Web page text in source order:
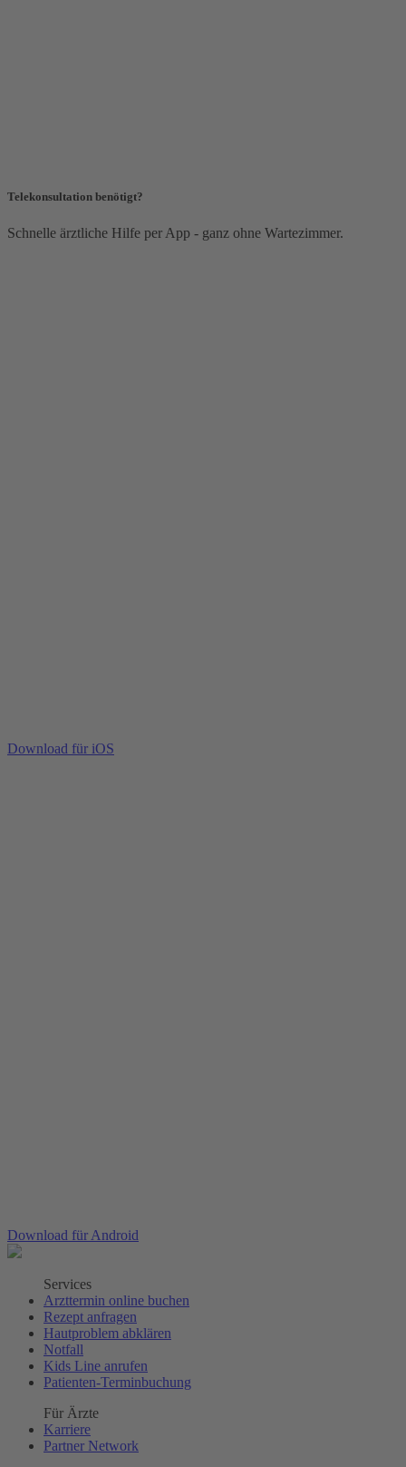
Telekonsultation benötigt?
Schnelle ärztliche Hilfe per App - ganz ohne Wartezimmer.
Download für iOS
Download für Android
Services
Arzttermin online buchen
Rezept anfragen
Hautproblem abklären
Notfall
Kids Line anrufen
Patienten-Terminbuchung
Für Ärzte
Karriere
Partner Network